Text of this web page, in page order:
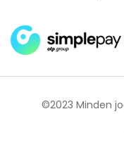
©2023 Minden